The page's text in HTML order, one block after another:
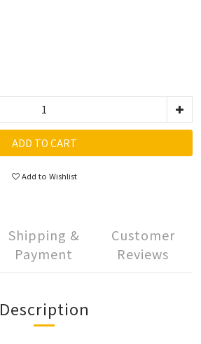
ADD TO CART
Add to Wishlist
Shipping &
Payment
Customer
Reviews
Description